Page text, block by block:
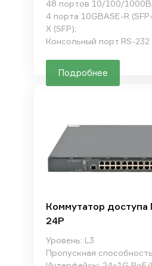
48 портов 10/100/
4 порта 10GBASE-R
X (SFP);
Консольный порт RS-232
Подробнее
Коммутатор доступа
24P
Уровень: L3
Пропускная